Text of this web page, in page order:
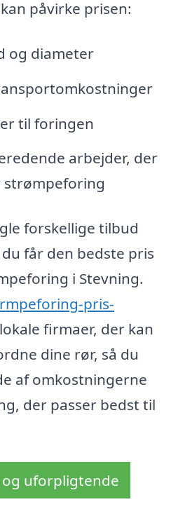
påvirke prisen:
og diameter
til foringen
arbejder, der
strømpeforing
forskellige tilbud
får den bedste pris
i Stevning.
pris-
firmaer, der kan
dine rør, så du
af omkostningerne
der passer bedst til
uforpligtende